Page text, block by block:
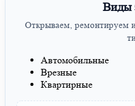
Виды
Открываем, ремонтируем
Автомобильные
Врезные
Квартирные